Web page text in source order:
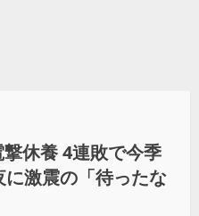
撃休養 4連敗で今季
激震の「待ったな